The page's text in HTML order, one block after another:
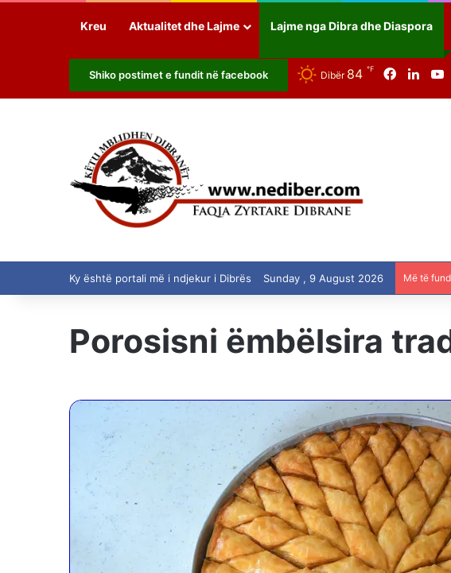
Kreu Aktualitet dhe Lajme Lajme nga Dibra dhe Diaspora
Shiko postimet e fundit në facebook Dibër 84 ℉ Facebook
Ky është portali më i ndjekur i Dibrës Sunday , 9 August 2026 Më të
Porosisni ëmbëlsira